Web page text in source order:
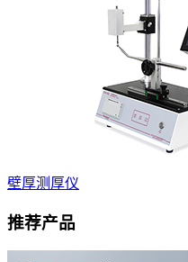
壁厚测厚仪
推荐产品